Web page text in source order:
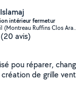
intérieur fermetur
Montreuil
(20 avis)
pou réparer,
de grille